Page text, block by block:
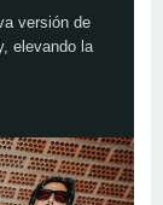
versión de
elevando la